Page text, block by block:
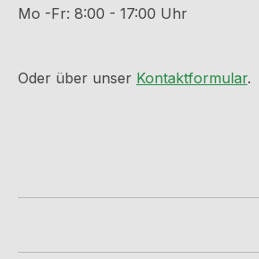
Mo -Fr: 8:00 - 17:00 Uhr
Oder über unser Kontaktformular.